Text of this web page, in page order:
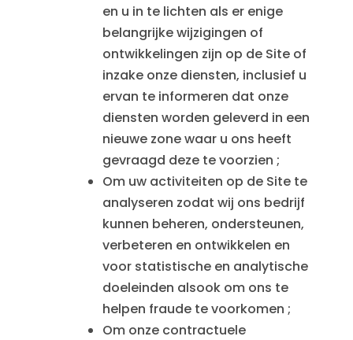
en u in te lichten als er enige
belangrijke wijzigingen of
ontwikkelingen zijn op de Site of
inzake onze diensten, inclusief u
ervan te informeren dat onze
diensten worden geleverd in een
nieuwe zone waar u ons heeft
gevraagd deze te voorzien ;
Om uw activiteiten op de Site te
analyseren zodat wij ons bedrijf
kunnen beheren, ondersteunen,
verbeteren en ontwikkelen en
voor statistische en analytische
doeleinden alsook om ons te
helpen fraude te voorkomen ;
Om onze contractuele